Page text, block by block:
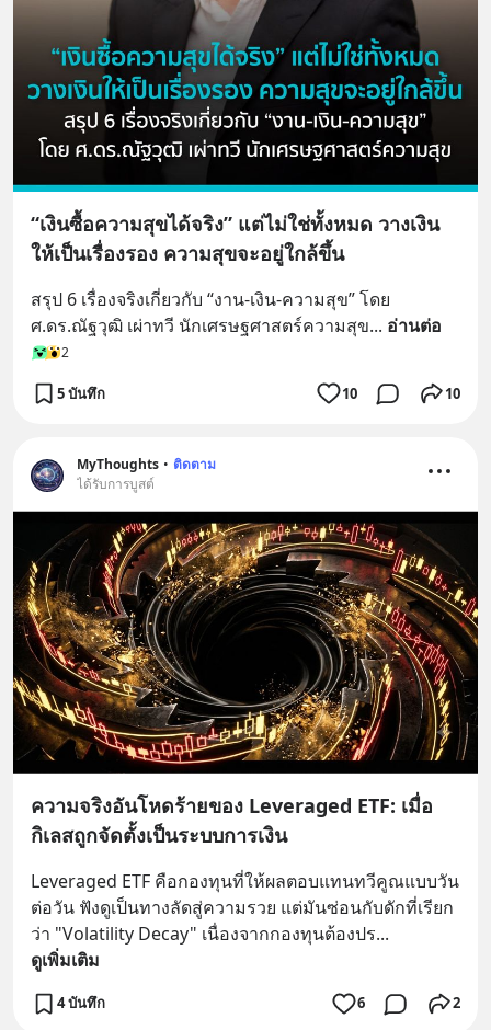
“เงินซื้อความสุขได้จริง” แต่ไม่ใช่ทั้งหมด วางเงิน
ให้เป็นเรื่องรอง ความสุขจะอยู่ใกล้ขึ้น
สรุป 6 เรื่องจริงเกี่ยวกับ “งาน-เงิน-ความสุข” โดย
ศ.ดร.ณัฐวุฒิ เผ่าทวี นักเศรษฐศาสตร์ความสุข... อ่านต่อ
2
5 บันทึก 10 10
MyThoughts • ติดตาม
ได้รับการบูสต์
ความจริงอันโหดร้ายของ Leveraged ETF: เมื่อ
กิเลสถูกจัดตั้งเป็นระบบการเงิน
Leveraged ETF คือกองทุนที่ให้ผลตอบแทนทวีคูณแบบวัน
ต่อวัน ฟังดูเป็นทางลัดสู่ความรวย แต่มันซ่อนกับดักที่เรียก
ว่า "Volatility Decay" เนื่องจากกองทุนต้องปร...
ดูเพิ่มเติม
4 บันทึก 6 2